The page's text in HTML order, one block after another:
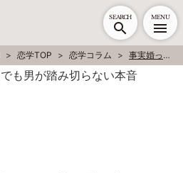
SEARCH MENU
恋学TOP 恋学コラム 事実婚ってアリ？大好きでも男が踏み切らない本音